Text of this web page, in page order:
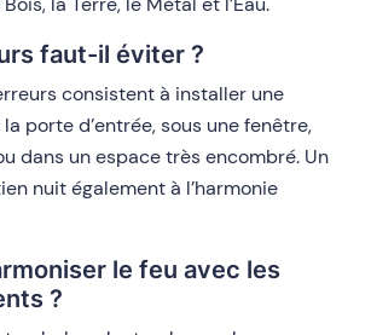
faut-il éviter ?
consistent à installer une
porte d’entrée, sous une fenêtre,
dans un espace très encombré. Un
nuit également à l’harmonie
le feu avec les
?